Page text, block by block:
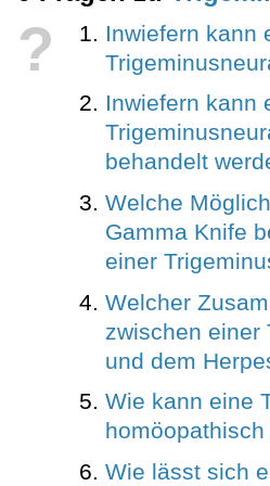
?
Inwiefern kann
Inwiefern kann
behandelt
Welche
Gamma Knife
einer
Welcher
zwischen einer
und dem
Wie kann eine
Wie lässt sich